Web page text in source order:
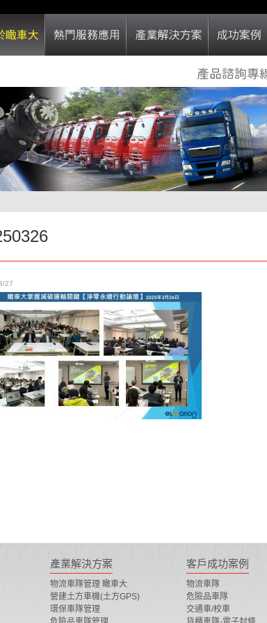
27
產業解決方案
物流車隊管理 瞰車大
營建土方車機(土方GPS)
環保車隊管理
客戶成功案例
物流車隊
危險品車隊
交通車/校車